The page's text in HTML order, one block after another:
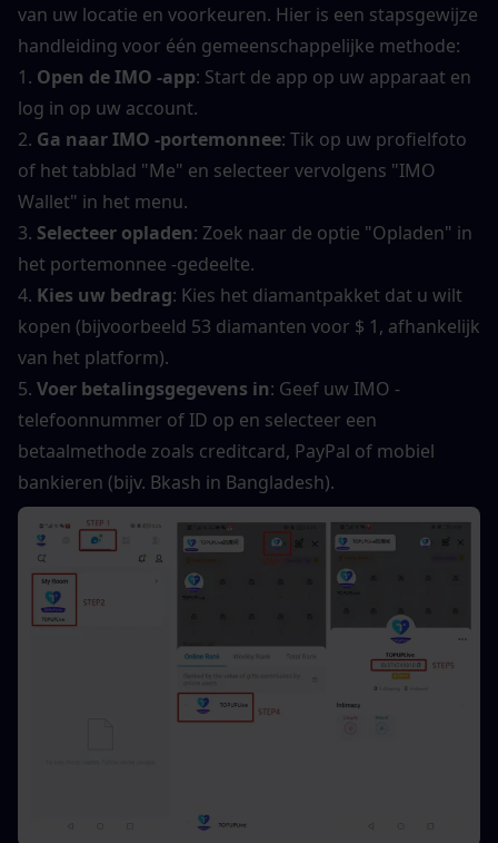
van uw locatie en voorkeuren. Hier is een stapsgewijze
handleiding voor één gemeenschappelijke methode:
1. Open de IMO -app: Start de app op uw apparaat en
log in op uw account.
2. Ga naar IMO -portemonnee: Tik op uw profielfoto
of het tabblad "Me" en selecteer vervolgens "IMO
Wallet" in het menu.
3. Selecteer opladen: Zoek naar de optie "Opladen" in
het portemonnee -gedeelte.
4. Kies uw bedrag: Kies het diamantpakket dat u wilt
kopen (bijvoorbeeld 53 diamanten voor $ 1, afhankelijk
van het platform).
5. Voer betalingsgegevens in: Geef uw IMO -
telefoonnummer of ID op en selecteer een
betaalmethode zoals creditcard, PayPal of mobiel
bankieren (bijv. Bkash in Bangladesh).